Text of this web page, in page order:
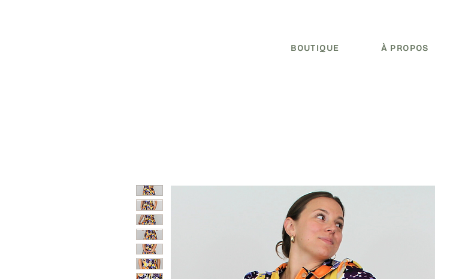
BOUTIQUE À PROPOS